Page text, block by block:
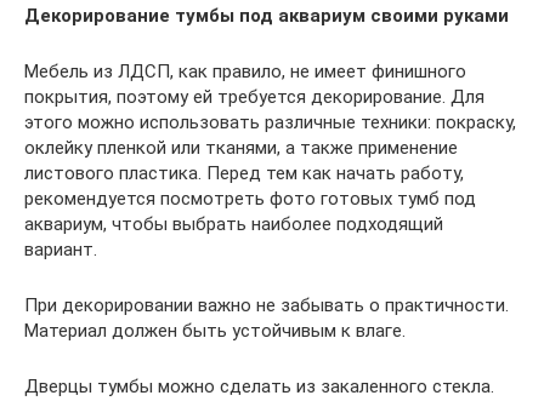
Декорирование тумбы под аквариум своими руками
Мебель из ЛДСП, как правило, не имеет финишного
покрытия, поэтому ей требуется декорирование. Для
этого можно использовать различные техники: покраску,
оклейку пленкой или тканями, а также применение
листового пластика. Перед тем как начать работу,
рекомендуется посмотреть фото готовых тумб под
аквариум, чтобы выбрать наиболее подходящий
вариант.
При декорировании важно не забывать о практичности.
Материал должен быть устойчивым к влаге.
Дверцы тумбы можно сделать из закаленного стекла.